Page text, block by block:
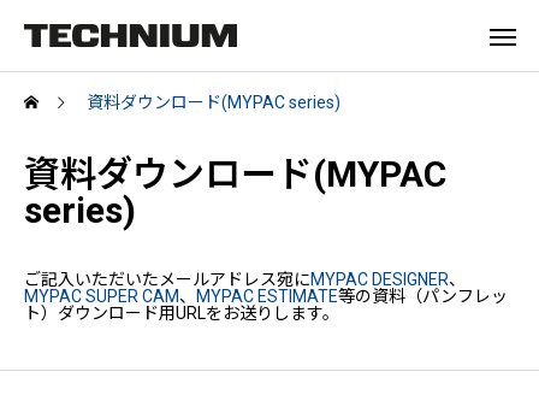
資料ダウンロード(MYPAC series)
資料ダウンロード(MYPAC
series)
ご記入いただいたメールアドレス宛にMYPAC DESIGNER、
MYPAC SUPER CAM、 MYPAC ESTIMATE等の資料（パンフレッ
ト）ダウンロード用URLをお送りします。